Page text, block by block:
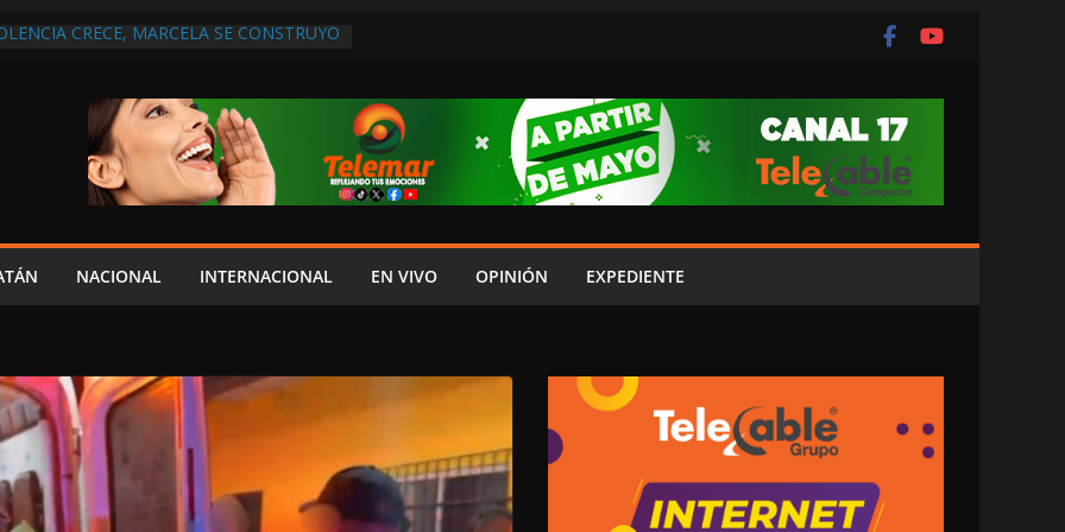
CRECE, MARCELA SE CONSTRUYÓ
EMPLEOS
NO PAGA A PROVEEDORES, PEMEX LA
QUE HAY UN PROYECTO PARA
CULTURAL MULTIFUNCIONAL EN EL
AUTORIZACIÓN MÉDICA PARA FIJAR
RESPONSABLE DEL ACCIDENTE
NACIONAL INTERNACIONAL EN VIVO OPINIÓN EXPEDIENTE